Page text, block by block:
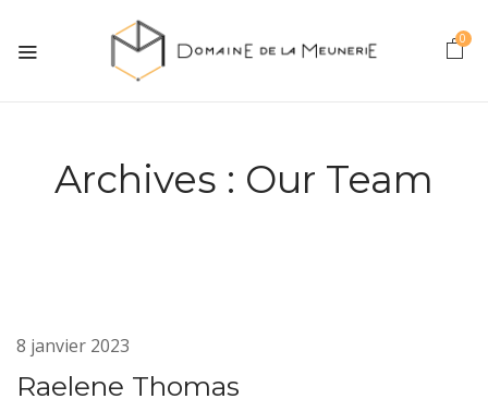
0
Archives : Our Team
8 janvier 2023
Raelene Thomas